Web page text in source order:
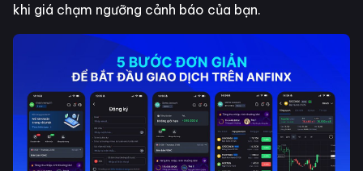
khi giá chạm ngưỡng cảnh báo của bạn.